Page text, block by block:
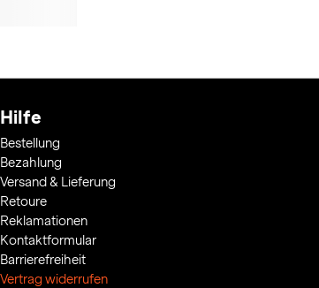
Hilfe
Bestellung
Bezahlung
Versand & Lieferung
Retoure
Reklamationen
Kontaktformular
Barrierefreiheit
Vertrag widerrufen